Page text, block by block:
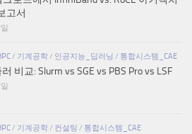
고서
/ 기계공학/ 인공지능_딥러닝 / 통합시스템_CAE
비교: Slurm vs SGE vs PBS Pro vs LSF
/ 기계공학/ 컨설팅 / 통합시스템_CAE